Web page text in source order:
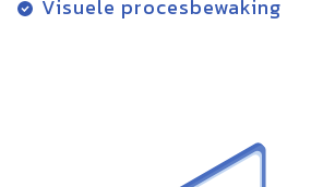
Visuele procesbewaking